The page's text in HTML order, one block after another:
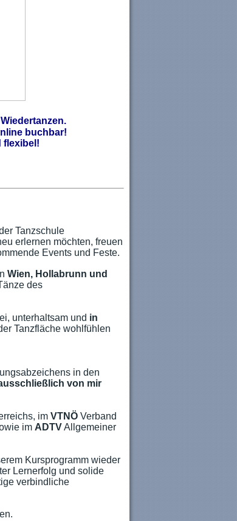
buchbar!
flexibel!
Tanzschule
erlernen möchten, freuen
Events und Feste.
Wien, Hollabrunn und
des
unterhaltsam und in
Tanzfläche wohlfühlen
in den
von mir
im VTNÖ Verband
im ADTVAllgemeiner
Kursprogramm wieder
Lernerfolg und solide
verbindliche